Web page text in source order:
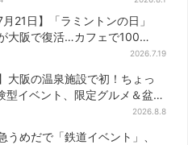
後は「もう帰ってください」
月21日】「ラミントンの日」
大阪で復活…カフェで100
2026.7.19
大阪の温泉施設で初！ちょっ
型イベント、限定グルメ＆盆踊
2026.8.8
うめだで「鉄道イベント」、